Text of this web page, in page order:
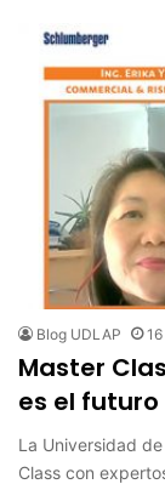
Blog UDLAP
Master
es el
La Universidad
Class con